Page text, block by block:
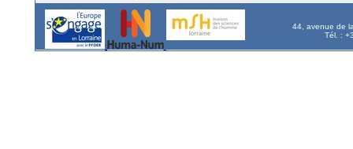
44, avenue de
Tél. :